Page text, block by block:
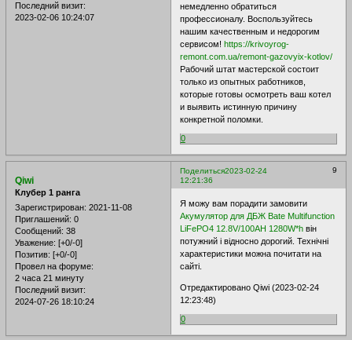
Последний визит:
2023-02-06 10:24:07
немедленно обратиться
профессионалу. Воспользуйтесь
нашим качественным и недорогим
сервисом! https://krivoyrog-
remont.com.ua/remont-gazovyix-kotlov/
Рабочий штат мастерской состоит
только из опытных работников,
которые готовы осмотреть ваш котел
и выявить истинную причину
конкретной поломки.
0
Поделиться 9
2023-02-24
12:21:36
Qiwi
Клубер 1 ранга
Зарегистрирован: 2021-11-08
Приглашений: 0
Сообщений: 38
Уважение: [+0/-0]
Позитив: [+0/-0]
Провел на форуме:
2 часа 21 минуту
Последний визит:
2024-07-26 18:10:24
Я можу вам порадити замовити
Акумулятор для ДБЖ Bate Multifunction
LiFePO4 12.8V/100AH ​​1280W*hвін
потужний і відносно дорогий. Технічні
характеристики можна почитати на
сайті.
Отредактировано Qiwi (2023-02-24
12:23:48)
0